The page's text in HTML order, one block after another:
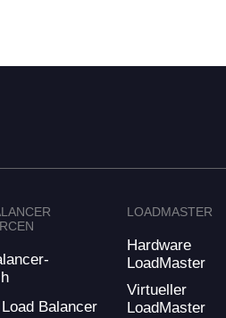
Balancer
LOADMASTER
Hardware
LoadMaster
Virtueller
LoadMaster